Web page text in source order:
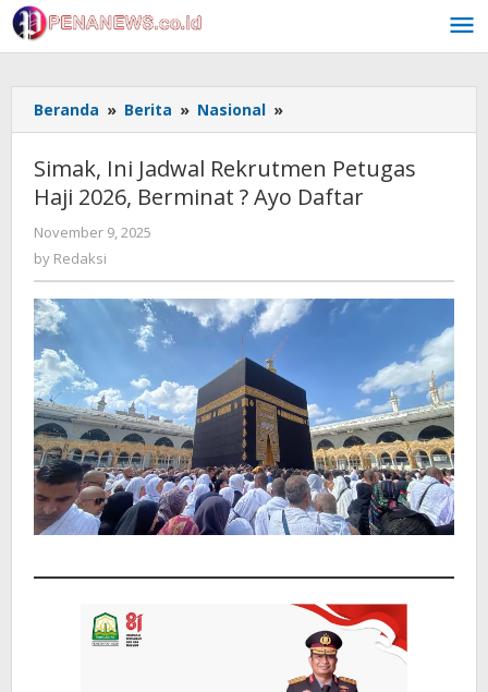
Skip
to
content
Beranda » Berita » Nasional »
Ini
Rekrutmen
Petugas
Ayo
Daftar
Simak, Ini Jadwal Rekrutmen Petugas
Haji 2026, Berminat ? Ayo Daftar
November 9, 2025
by Redaksi